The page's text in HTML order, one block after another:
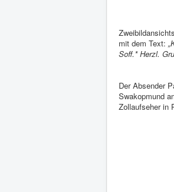
mit dem Text:
Soff.* Herzl.
Der Absender
Swakopmund
Zollaufseher in